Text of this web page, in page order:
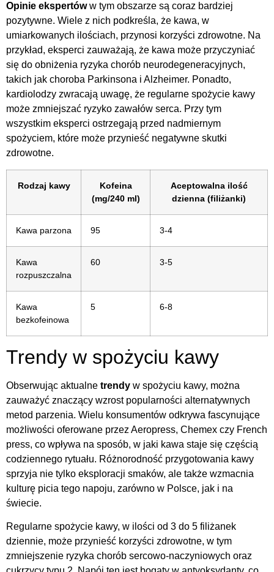
Opinie ekspertóww tym obszarze są coraz bardziej
pozytywne. Wiele z nich podkreśla, że kawa, w
umiarkowanych ilościach, przynosi korzyści zdrowotne. Na
przykład, eksperci zauważają, że kawa może przyczyniać
się do obniżenia ryzyka chorób neurodegeneracyjnych,
takich jak choroba Parkinsona i Alzheimer. Ponadto,
kardiolodzy zwracają uwagę, że regularne spożycie kawy
może zmniejszać ryzyko zawałów serca. Przy tym
wszystkim eksperci ostrzegają przed nadmiernym
spożyciem, które może przynieść negatywne skutki
zdrowotne.
Rodzaj kawy
Kofeina
(mg/240 ml)
Aceptowalna ilość
dzienna (filiżanki)
Kawa parzona 95 3-4
Kawa
rozpuszczalna
60 3-5
Kawa
bezkofeinowa
5 6-8
Trendy w spożyciu kawy
Obserwując aktualne trendy w spożyciu kawy, można
zauważyć znaczący wzrost popularności alternatywnych
metod parzenia. Wielu konsumentów odkrywa fascynujące
możliwości oferowane przez Aeropress, Chemex czy French
press, co wpływa na sposób, w jaki kawa staje się częścią
codziennego rytuału. Różnorodność przygotowania kawy
sprzyja nie tylko eksploracji smaków, ale także wzmacnia
kulturę picia tego napoju, zarówno w Polsce, jak i na
świecie.
Regularne spożycie kawy, w ilości od 3 do 5 filiżanek
dziennie, może przynieść korzyści zdrowotne, w tym
zmniejszenie ryzyka chorób sercowo-naczyniowych oraz